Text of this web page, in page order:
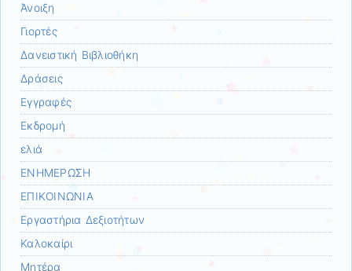
Άνοιξη
Γιορτές
Δανειστική Βιβλιοθήκη
Δράσεις
Εγγραφές
Εκδρομή
ελιά
ΕΝΗΜΕΡΩΣΗ
ΕΠΙΚΟΙΝΩΝΙΑ
Εργαστήρια Δεξιοτήτων
Καλοκαίρι
Μητέρα